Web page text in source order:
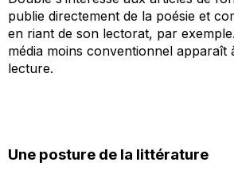
publie directement de la poésie et
en riant de son lectorat, par
média moins conventionnel apparaît
lecture.
Une posture de la littérature